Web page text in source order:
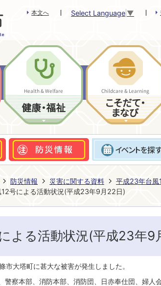
本文へ Select Language ▼
Health & Welfare
健康・福祉
Childcare & Learning
こそだて・
まなび
防災情報 災害に関する資料 平成23年台風
12号による活動状況(平成23年9月22日)
よる活動状況(平成23年9
市大塔町に甚大な被害が発生しました。
警察本部、消防本部、消防団、日赤奉仕団、婦人